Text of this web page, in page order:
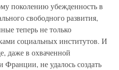
поколению убежденность в
свободного развития,
теперь не только
социальных институтов. И
даже в охваченной
не удалось создать